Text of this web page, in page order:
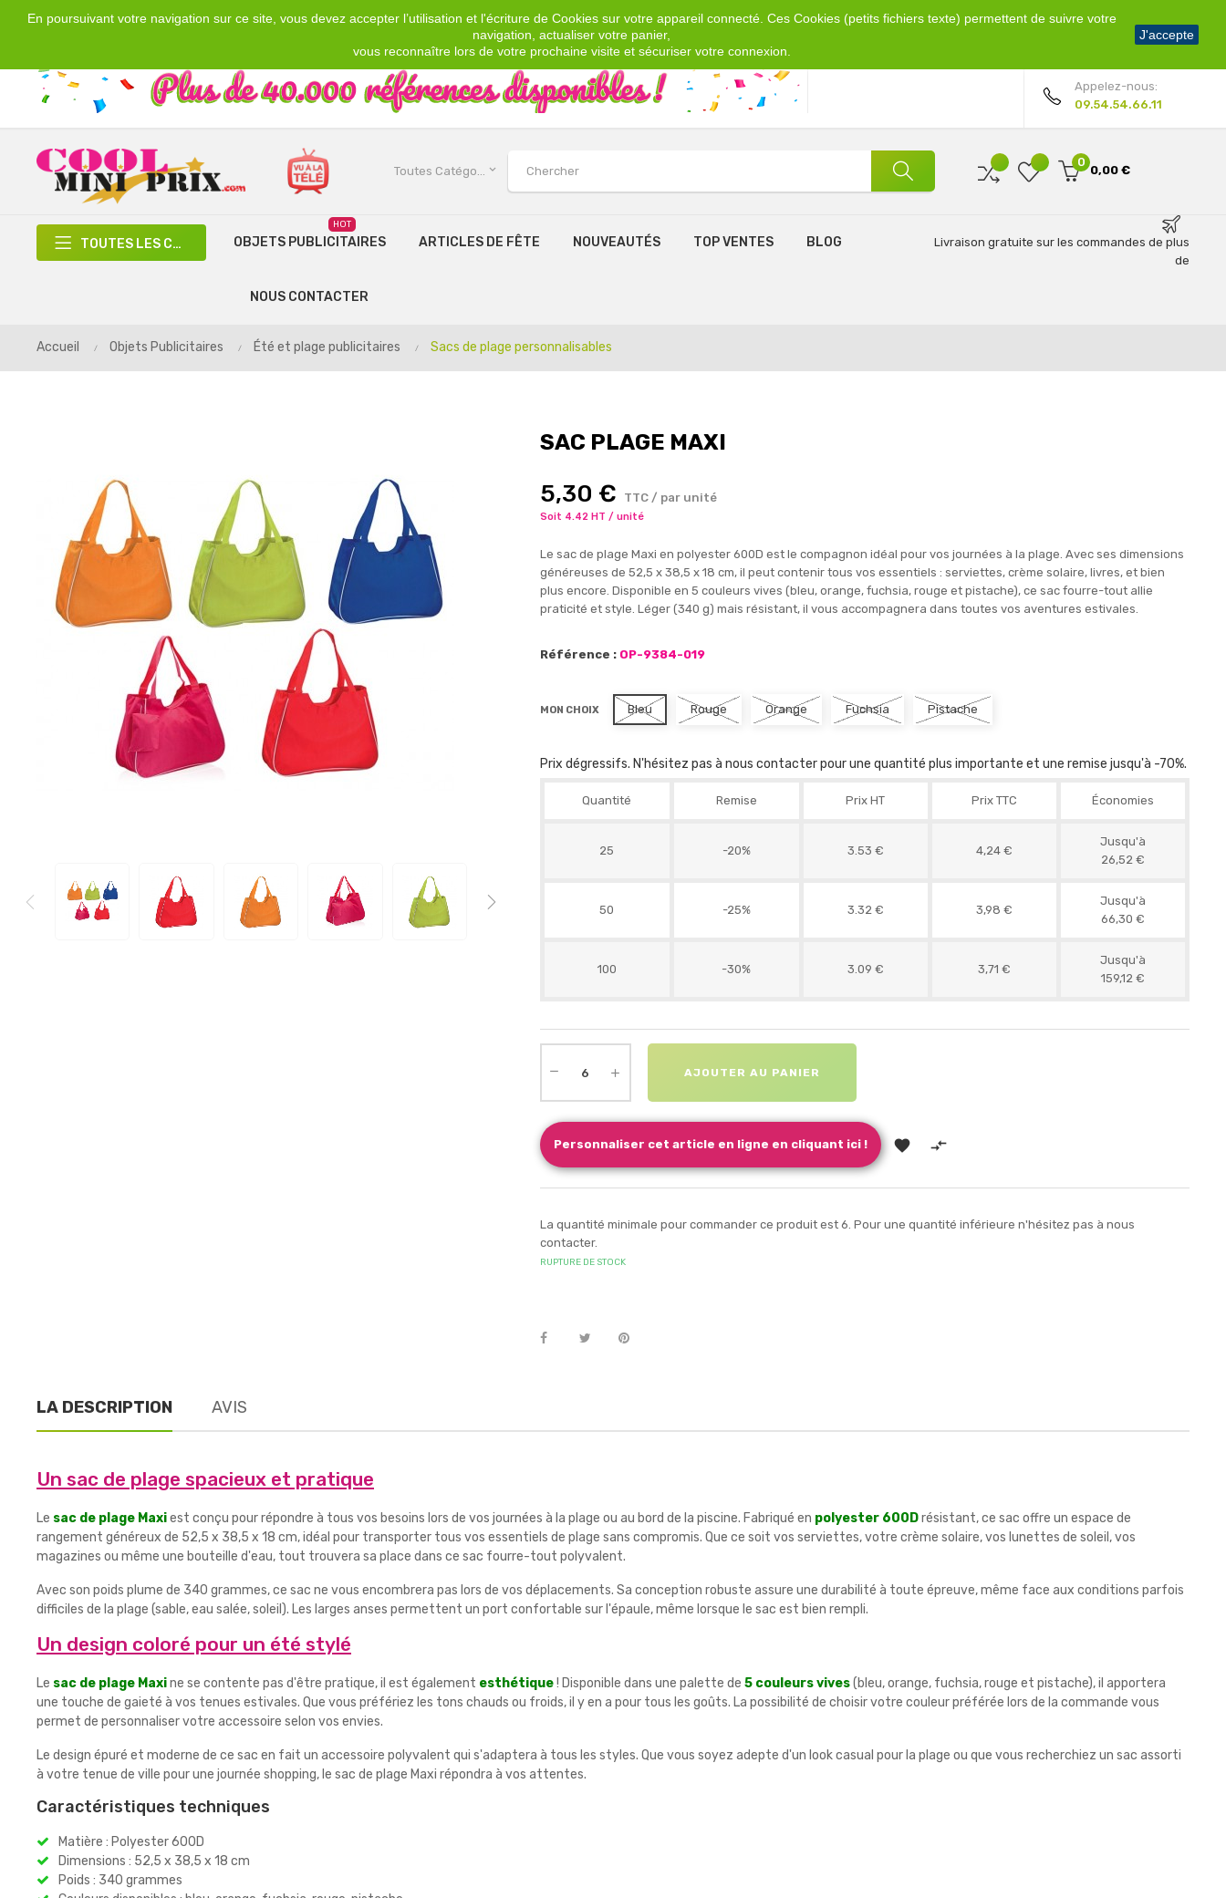
En poursuivant votre navigation sur ce site, vous devez accepter l’utilisation et l'écriture de Cookies sur votre appareil connecté. Ces Cookies (petits fichiers texte) permettent de suivre votre
navigation, actualiser votre panier,
vous reconnaître lors de votre prochaine visite et sécuriser votre connexion.
J'accepte
Emplacement
Devise
Bienvenue !
Mon compte
Appelez-nous:
09.54.54.66.11
Toutes Catégories keyboard_arrow_down
0
0,00 €
TOUTES LES CATÉGORIES OBJETS PUBLICITAIRES
HOT
ARTICLES DE FÊTE NOUVEAUTÉS TOP VENTES BLOG
NOUS CONTACTER
Livraison gratuite sur les commandes de plus
de
Accueil Objets Publicitaires Été et plage publicitaires Sacs de plage personnalisables
SAC PLAGE MAXI
5,30 € TTC / par unité
Soit 4.42 HT / unité
Le sac de plage Maxi en polyester 600D est le compagnon idéal pour vos journées à la plage. Avec ses dimensions
généreuses de 52,5 x 38,5 x 18 cm, il peut contenir tous vos essentiels : serviettes, crème solaire, livres, et bien
plus encore. Disponible en 5 couleurs vives (bleu, orange, fuchsia, rouge et pistache), ce sac fourre-tout allie
praticité et style. Léger (340 g) mais résistant, il vous accompagnera dans toutes vos aventures estivales.
Référence : OP-9384-019
MON CHOIX Bleu Rouge Orange Fuchsia Pistache
Prix dégressifs. N'hésitez pas à nous contacter pour une quantité plus importante et une remise jusqu'à -70%.
Quantité Remise Prix HT Prix TTC Économies
25 -20% 3.53 € 4,24 €
Jusqu'à
26,52 €
50 -25% 3.32 € 3,98 €
Jusqu'à
66,30 €
100 -30% 3.09 € 3,71 €
Jusqu'à
159,12 €
AJOUTER AU PANIER
Personnaliser cet article en ligne en cliquant ici !  
La quantité minimale pour commander ce produit est 6. Pour une quantité inférieure n'hésitez pas à nous
contacter.
RUPTURE DE STOCK
LA DESCRIPTION AVIS
Un sac de plage spacieux et pratique
Le sac de plage Maxiest conçu pour répondre à tous vos besoins lors de vos journées à la plage ou au bord de la piscine. Fabriqué en polyester 600Drésistant, ce sac offre un espace de
rangement généreux de 52,5 x 38,5 x 18 cm, idéal pour transporter tous vos essentiels de plage sans compromis. Que ce soit vos serviettes, votre crème solaire, vos lunettes de soleil, vos
magazines ou même une bouteille d'eau, tout trouvera sa place dans ce sac fourre-tout polyvalent.
Avec son poids plume de 340 grammes, ce sac ne vous encombrera pas lors de vos déplacements. Sa conception robuste assure une durabilité à toute épreuve, même face aux conditions parfois
difficiles de la plage (sable, eau salée, soleil). Les larges anses permettent un port confortable sur l'épaule, même lorsque le sac est bien rempli.
Un design coloré pour un été stylé
Le sac de plage Maxine se contente pas d'être pratique, il est également esthétique! Disponible dans une palette de 5 couleurs vives(bleu, orange, fuchsia, rouge et pistache), il apportera
une touche de gaieté à vos tenues estivales. Que vous préfériez les tons chauds ou froids, il y en a pour tous les goûts. La possibilité de choisir votre couleur préférée lors de la commande vous
permet de personnaliser votre accessoire selon vos envies.
Le design épuré et moderne de ce sac en fait un accessoire polyvalent qui s'adaptera à tous les styles. Que vous soyez adepte d'un look casual pour la plage ou que vous recherchiez un sac assorti
à votre tenue de ville pour une journée shopping, le sac de plage Maxi répondra à vos attentes.
Caractéristiques techniques
Matière : Polyester 600D
Dimensions : 52,5 x 38,5 x 18 cm
Poids : 340 grammes